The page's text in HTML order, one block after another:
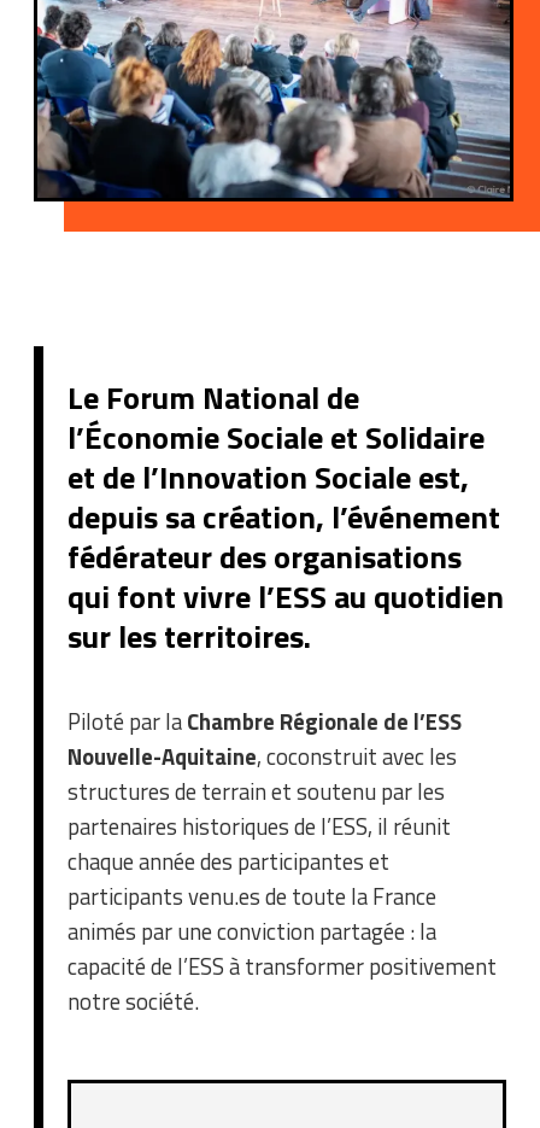
Le Forum National de
l’Économie Sociale et Solidaire
et de l’Innovation Sociale est,
depuis sa création, l’événement
fédérateur des organisations
qui font vivre l’ESS au quotidien
sur les territoires.
Piloté par laChambre Régionale de l’ESS
Nouvelle-Aquitaine, coconstruit avec les
structures de terrain et soutenu par les
partenaires historiques de l’ESS, il réunit
chaque année des participantes et
participants venu.es de toute la France
animés par une conviction partagée : la
capacité de l’ESS à transformer positivement
notre société.